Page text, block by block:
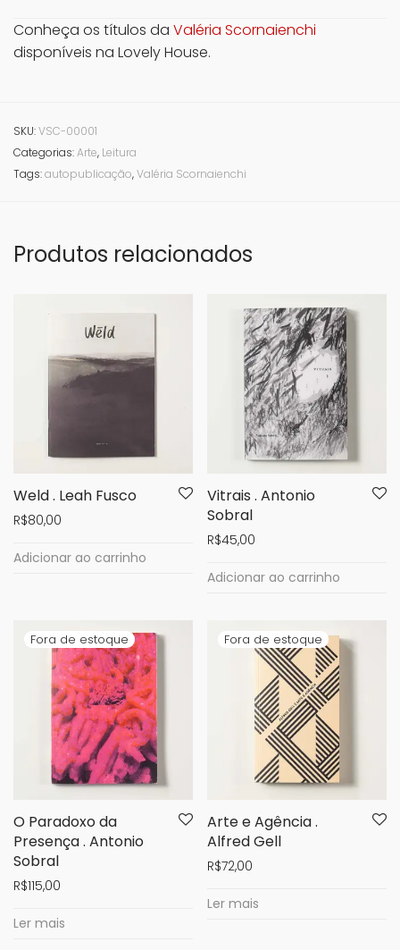
Conheça os títulos da Valéria Scornaienchi
disponíveis na Lovely House.
SKU:VSC-00001
Categorias:Arte, Leitura
Tags:autopublicação,Valéria Scornaienchi
Produtos relacionados
Weld . Leah Fusco
R$80,00
Adicionar ao carrinho
Vitrais . Antonio
Sobral
R$45,00
Adicionar ao carrinho
O Paradoxo da
Presença . Antonio
Sobral
R$115,00
Ler mais
Arte e Agência .
Alfred Gell
R$72,00
Ler mais